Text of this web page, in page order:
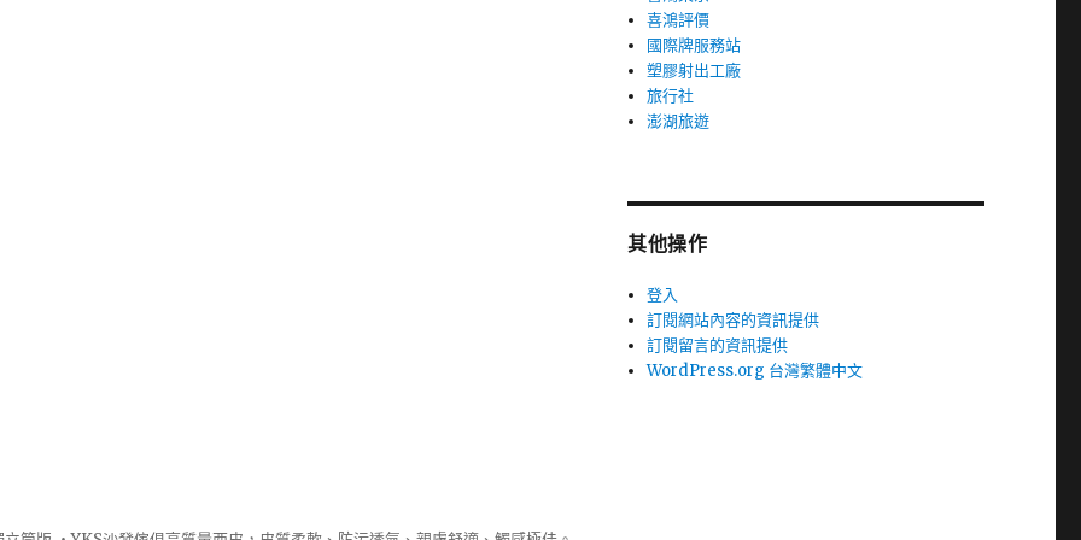
喜鴻評價
國際牌服務站
塑膠射出工廠
旅行社
澎湖旅遊
其他操作
登入
訂閱網站內容的資訊提供
訂閱留言的資訊提供
WordPress.org 台灣繁體中文